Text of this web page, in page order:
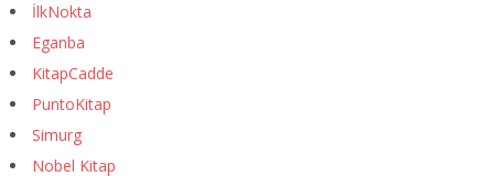
İlkNokta
Eganba
KitapCadde
PuntoKitap
Simurg
Nobel Kitap